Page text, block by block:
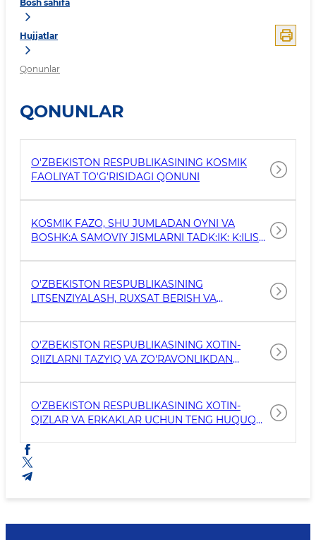
Bosh sahifa
Hujjatlar
Qonunlar
QONUNLAR
O'ZBEKISTON RESPUBLIKASINING KOSMIK
FAOLIYAT TO'G'RISIDAGI QONUNI
KOSMIK FAZO, SHU JUMLADAN OYNI VA
BOSHK:A SAMOVIY JISMLARNI TADK:IK: K:ILISH
DAVLATLARNING FAOLIYATI PRINSIPLARI
TUFRISIDAGI SHARTNOMAGA (LONDON,
MOSKVA VA VASHINGTON, 1967-YIL 27-YANVAR)
O'ZBEKISTON RESPUBLIKASINING
LITSENZIYALASH, RUXSAT BERISH VA
TO'G'RISIDAGI QONUNI
O'ZBEKISTON RESPUBLIKASINING XOTIN-
QIIZLARNI TAZYIQ VA ZO'RAVONLIKDAN
O'ZBEKISTON RESPUBLIKASINING XOTIN-
QIZLAR VA ERKAKLAR UCHUN TENG HUQUQ